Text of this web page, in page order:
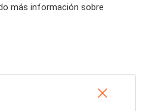
más información sobre